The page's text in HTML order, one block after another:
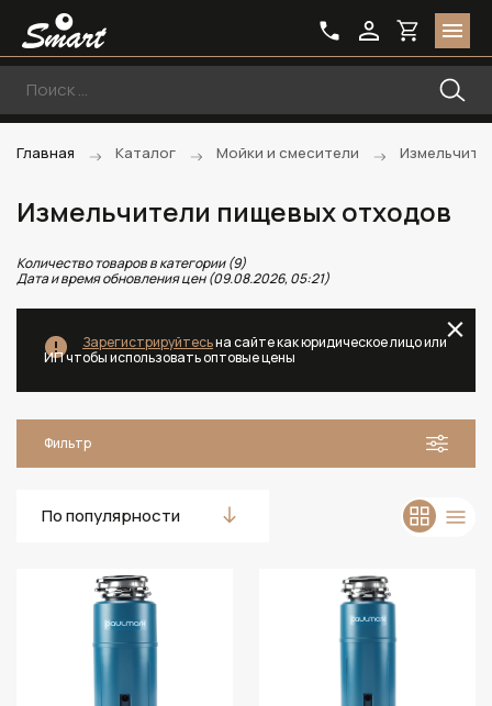
Главная Каталог Мойки и смесители
Измельчители пищевых отходов
Количество товаров в категории (9)
Дата и время обновления цен (09.08.2026, 05:21)
Зарегистрируйтесьна сайте как юридическое лицо или
ИП чтобы использовать оптовые цены
Фильтр
По популярности